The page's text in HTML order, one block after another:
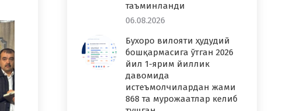
таъминланди
06.08.2026
Бухоро вилояти ҳудудий
бошқармасига ўтган 2026
йил 1-ярим йиллик
давомида
истеъмолчилардан жами
868 та мурожаатлар келиб